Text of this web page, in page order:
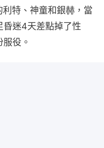
特、神童和銀赫，當
昏迷4天差點掉了性
役。